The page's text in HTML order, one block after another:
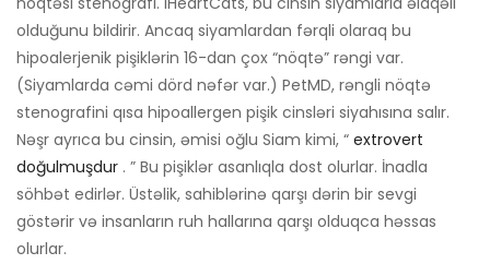
olduğunu bildirir. Ancaq siyamlardan fərqli olaraq bu
hipoalerjenik pişiklərin 16-dan çox “nöqtə” rəngi var.
(Siyamlarda cəmi dörd nəfər var.) PetMD, rəngli nöqtə
stenografini qısa hipoallergen pişik cinsləri siyahısına salır.
Nəşr ayrıca bu cinsin, əmisi oğlu Siam kimi, “ extrovert
doğulmuşdur . ” Bu pişiklər asanlıqla dost olurlar. İnadla
söhbət edirlər. Üstəlik, sahiblərinə qarşı dərin bir sevgi
göstərir və insanların ruh hallarına qarşı olduqca həssas
olurlar.